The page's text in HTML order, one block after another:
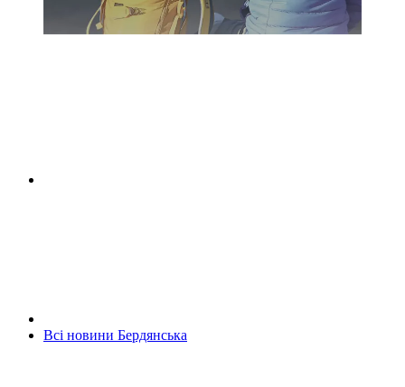
Всі новини Бердянська